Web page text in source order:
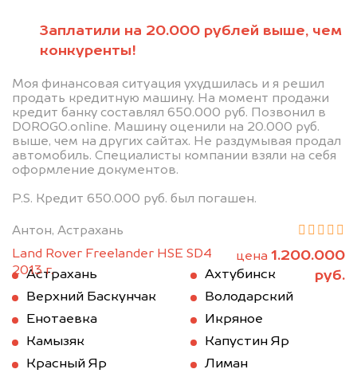
Заплатили на 20.000 рублей выше, чем
конкуренты!
Моя финансовая ситуация ухудшилась и я решил
продать кредитную машину. На момент продажи
кредит банку составлял 650.000 руб. Позвонил в
DOROGO.online. Машину оценили на 20.000 руб.
выше, чем на других сайтах. Не раздумывая продал
автомобиль. Специалисты компании взяли на себя
оформление документов.
P.S. Кредит 650.000 руб. был погашен.
Антон, Астрахань
Land Rover Freelander HSE SD4
2013 г.
цена 1.200.000
руб.
Астрахань
Ахтубинск
Верхний Баскунчак
Володарский
Енотаевка
Икряное
Камызяк
Капустин Яр
Красный Яр
Лиман